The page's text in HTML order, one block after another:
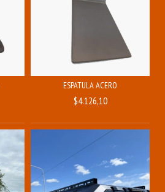
ESPATULA ACERO
$4.126,10